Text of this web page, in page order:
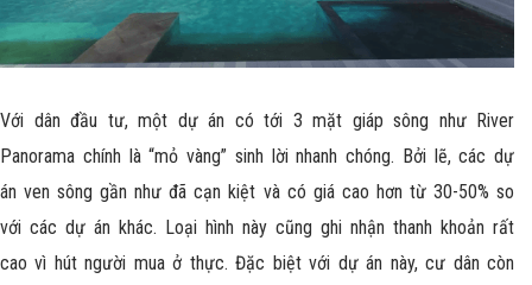
Với dân đầu tư, một dự án có tới 3 mặt giáp sông như River
Panorama chính là “mỏ vàng” sinh lời nhanh chóng. Bởi lẽ, các dự
án ven sông gần như đã cạn kiệt và có giá cao hơn từ 30-50% so
với các dự án khác. Loại hình này cũng ghi nhận thanh khoản rất
cao vì hút người mua ở thực. Đặc biệt với dự án này, cư dân còn